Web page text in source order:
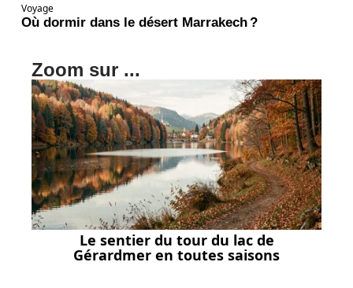
Voyage
Où dormir dans le désert Marrakech ?
Zoom sur ...
Le sentier du tour du lac de
Gérardmer en toutes saisons